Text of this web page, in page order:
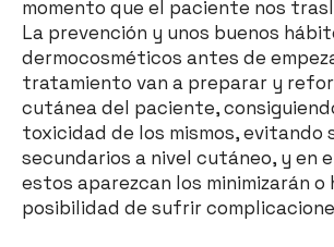
momento que el paciente nos
La prevención y unos buenos
dermocosméticos antes de
tratamiento van a preparar y
cutánea del paciente,
toxicidad de los mismos, evitando
secundarios a nivel cutáneo, y en
estos aparezcan los minimizarán o
posibilidad de sufrir